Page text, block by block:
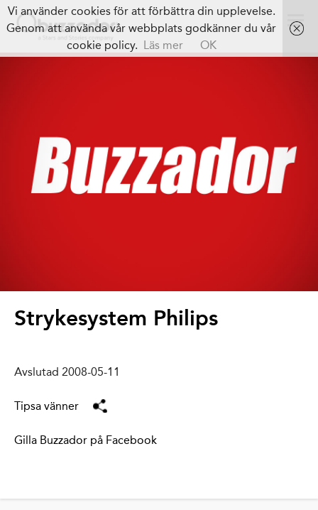
Strykesystem Philips
Avslutad 2008-05-11
Tipsa vänner
Gilla Buzzador på Facebook
Vi använder cookies för att förbättra din upplevelse.
Genom att använda vår webbplats godkänner du vår
cookie policy. Läs mer OK